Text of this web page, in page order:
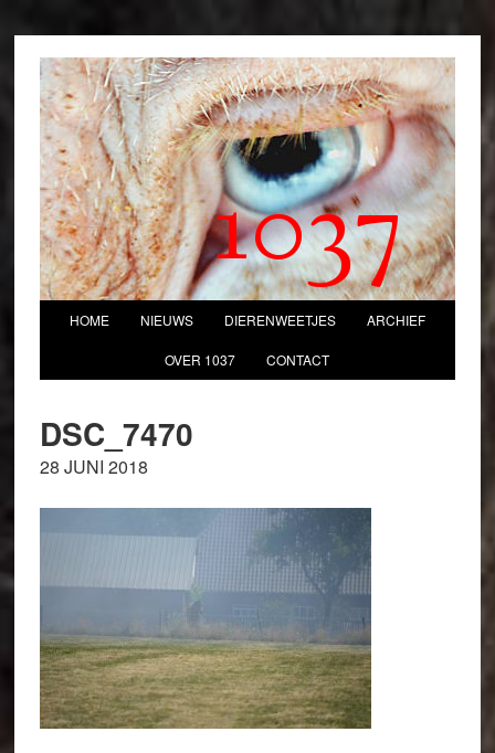
1037
HOME NIEUWS DIERENWEETJES ARCHIEF
OVER 1037 CONTACT
DSC_7470
28 JUNI 2018